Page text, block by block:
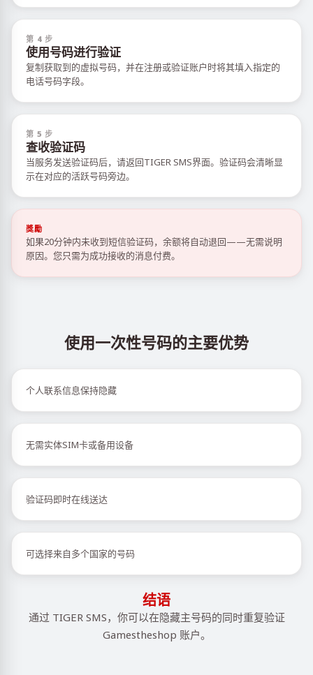
第 4 步
使用号码进行验证
复制获取到的虚拟号码，并在注册或验证账户时将其填入指定的
电话号码字段。
第 5 步
查收验证码
当服务发送验证码后，请返回TIGER SMS界面。验证码会清晰显
示在对应的活跃号码旁边。
獎勵
如果20分钟内未收到短信验证码，余额将自动退回——无需说明
原因。您只需为成功接收的消息付费。
使用一次性号码的主要优势
个人联系信息保持隐藏
无需实体SIM卡或备用设备
验证码即时在线送达
可选择来自多个国家的号码
结语
通过 TIGER SMS，你可以在隐藏主号码的同时重复验证
Gamestheshop 账户。